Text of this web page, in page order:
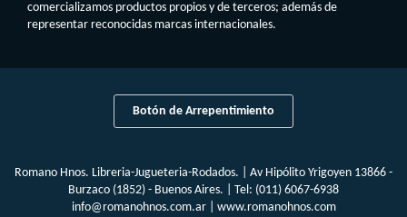
comercializamos productos propios y de terceros; además de
representar reconocidas marcas internacionales.
Botón de Arrepentimiento
Romano Hnos. Libreria-Jugueteria-Rodados. | Av Hipólito Yrigoyen 13866 -
Burzaco (1852) - Buenos Aires. | Tel: (011) 6067-6938
info@romanohnos.com.ar| www.romanohnos.com